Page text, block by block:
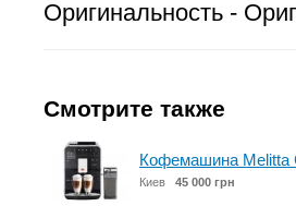
Оригинальность -
Смотрите также
Кофемашина Melitta
Киев 45 000 грн